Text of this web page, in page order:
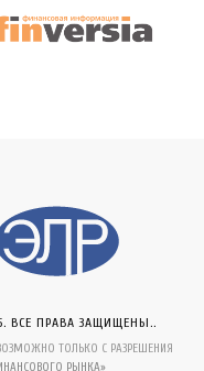
ВСЕ ПРАВА ЗАЩИЩЕНЫ..
ТОЛЬКО С РАЗРЕШЕНИЯ
РЫНКА»